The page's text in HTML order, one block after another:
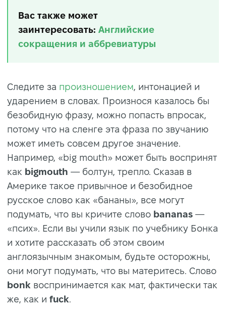
Вас также может
заинтересовать: Английские
сокращения и аббревиатуры
Следите за произношением, интонацией и
ударением в словах. Произнося казалось бы
безобидную фразу, можно попасть впросак,
потому что на сленге эта фраза по звучанию
может иметь совсем другое значение.
Например, «big mouth» может быть воспринят
как bigmouth — болтун, трепло. Сказав в
Америке такое привычное и безобидное
русское слово как «бананы», все могут
подумать, что вы кричите слово bananas —
«псих». Если вы учили язык по учебнику Бонка
и хотите рассказать об этом своим
англоязычным знакомым, будьте осторожны,
они могут подумать, что вы материтесь. Cлово
bonk воспринимается как мат, фактически так
же, как и fuck.